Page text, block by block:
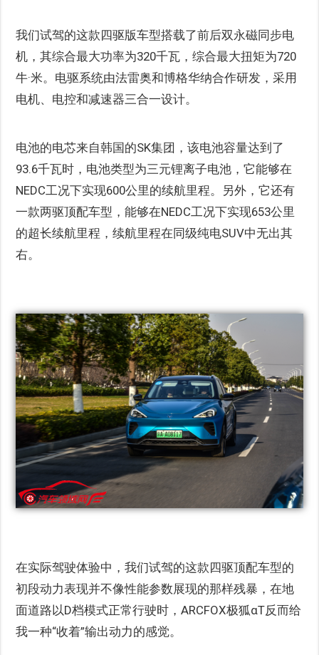
我们试驾的这款四驱版车型搭载了前后双永磁同步电
机，其综合最大功率为320千瓦，综合最大扭矩为720
牛·米。电驱系统由法雷奥和博格华纳合作研发，采用
电机、电控和减速器三合一设计。
电池的电芯来自韩国的SK集团，该电池容量达到了
93.6千瓦时，电池类型为三元锂离子电池，它能够在
NEDC工况下实现600公里的续航里程。另外，它还有
一款两驱顶配车型，能够在NEDC工况下实现653公里
的超长续航里程，续航里程在同级纯电SUV中无出其
右。
在实际驾驶体验中，我们试驾的这款四驱顶配车型的
初段动力表现并不像性能参数展现的那样残暴，在地
面道路以D档模式正常行驶时，ARCFOX极狐αT反而给
我一种“收着”输出动力的感觉。